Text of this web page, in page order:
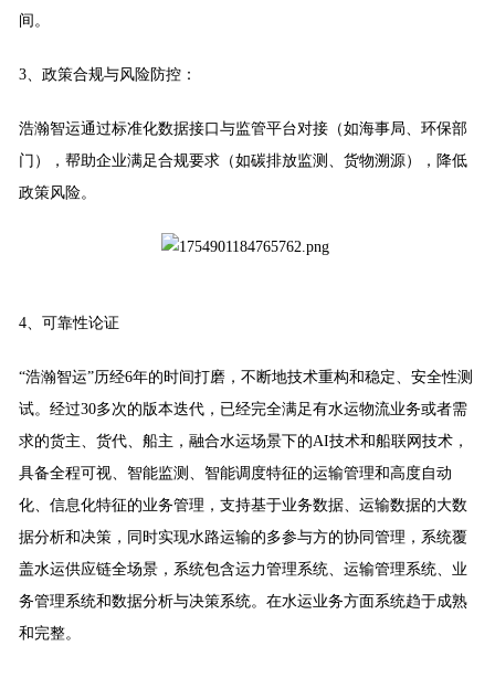
间。
3、政策合规与风险防控：
浩瀚智运通过标准化数据接口与监管平台对接（如海事局、环保部
门），帮助企业满足合规要求（如碳排放监测、货物溯源），降低
政策风险。
4、可靠性论证
“浩瀚智运”历经6年的时间打磨，不断地技术重构和稳定、安全性测
试。经过30多次的版本迭代，已经完全满足有水运物流业务或者需
求的货主、货代、船主，融合水运场景下的AI技术和船联网技术，
具备全程可视、智能监测、智能调度特征的运输管理和高度自动
化、信息化特征的业务管理，支持基于业务数据、运输数据的大数
据分析和决策，同时实现水路运输的多参与方的协同管理，系统覆
盖水运供应链全场景，系统包含运力管理系统、运输管理系统、业
务管理系统和数据分析与决策系统。在水运业务方面系统趋于成熟
和完整。